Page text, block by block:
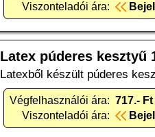
Viszonteladói ára:
Latex púderes kesztyű
Latexből készült púderes
Végfelhasználói ára: 717.- Ft
Viszonteladói ára: